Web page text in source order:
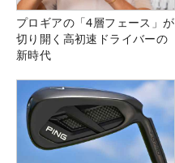
プロギアの「4層フェース」が
切り開く高初速ドライバーの
新時代